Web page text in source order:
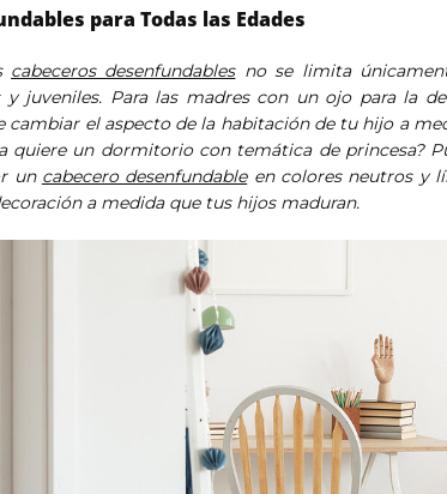
para Todas las Edades
cabeceros desenfundablesno se limita
juveniles. Para las madres con un ojo para la
cambiar el aspecto de la habitación de tu hijo a
quiere un dormitorio con temática de princesa?
un cabecero desenfundableen colores neutros y
a medida que tus hijos maduran.